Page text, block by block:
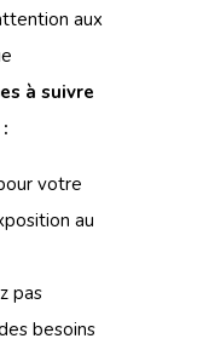
aux
à suivre
votre
au
pas
besoins